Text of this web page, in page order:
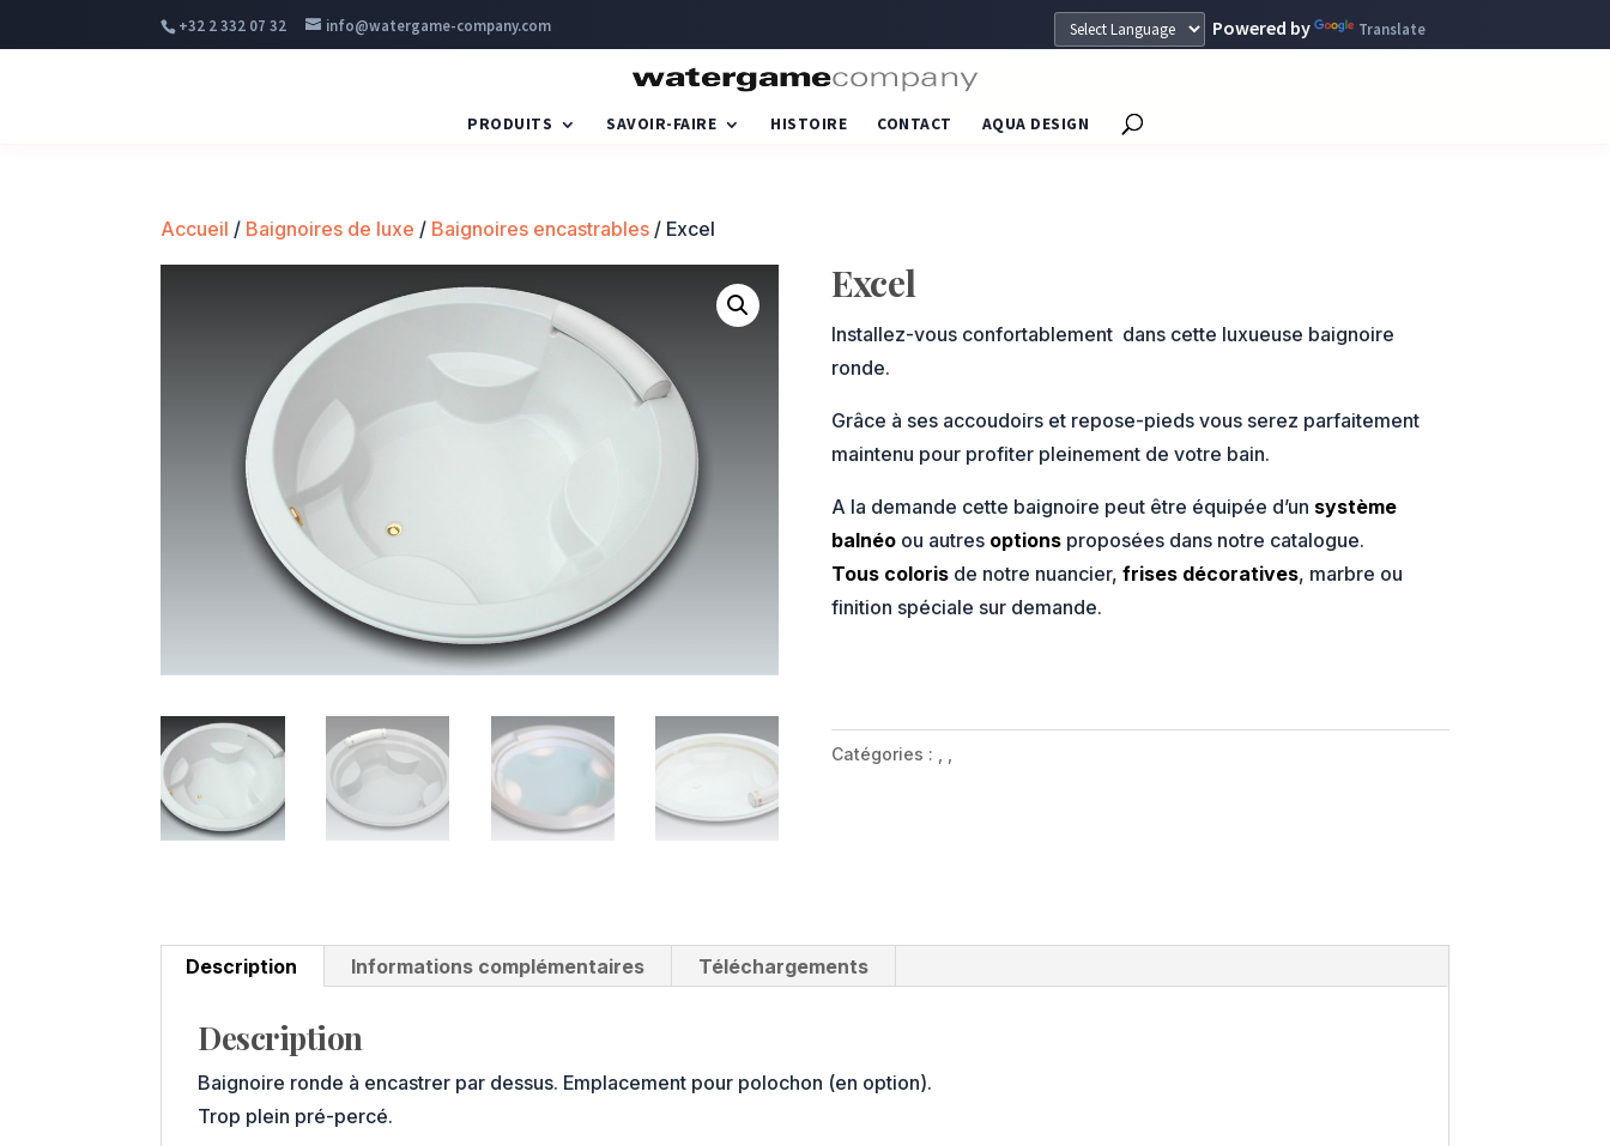
+32 2 332 07 32 info@watergame-company.com Powered by Translate
PRODUITS SAVOIR-FAIRE HISTOIRE CONTACT AQUA DESIGN
Accueil / Baignoires de luxe / Baignoires encastrables / Excel
Excel
Installez-vous confortablement dans cette luxueuse baignoire
ronde.
Grâce à ses accoudoirs et repose-pieds vous serez parfaitement
maintenu pour profiter pleinement de votre bain.
A la demande cette baignoire peut être équipée d’un système
balnéo ou autres options proposées dans notre catalogue.
Tous coloris de notre nuancier, frises décoratives, marbre ou
finition spéciale sur demande.
Catégories :
Description Informations complémentaires Téléchargements
Description
Baignoire ronde à encastrer par dessus. Emplacement pour polochon (en option).
Trop plein pré-percé.